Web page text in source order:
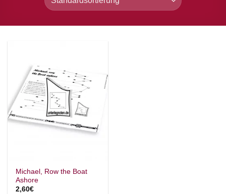
Michael, Row the Boat
Ashore
2,60€